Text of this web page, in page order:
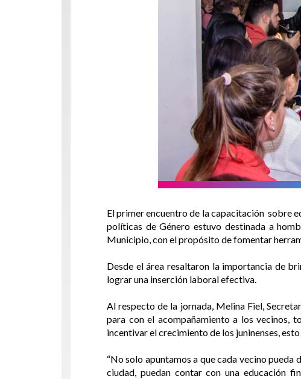
El primer encuentro de la capacitación sobre
políticas de Género estuvo destinada a
Municipio, con el propósito de fomentar
Desde el área resaltaron la importancia de
lograr una inserción laboral efectiva.
Al respecto de la jornada, Melina Fiel,
para con el acompañamiento a los vecinos,
incentivar el crecimiento de los juninenses,
“No solo apuntamos a que cada vecino pueda
ciudad, puedan contar con una educación